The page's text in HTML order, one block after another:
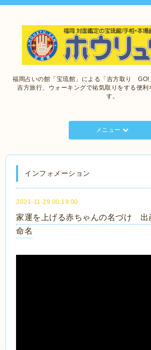
福岡占いの館「宝琉館」による「吉方取り GO!
吉方旅行、ウォーキングで祐気取りをする便
す。
メニュー
インフォメーション
2021-11-29 00:19:00
家運を上げる赤ちゃんの名づけ 出
命名